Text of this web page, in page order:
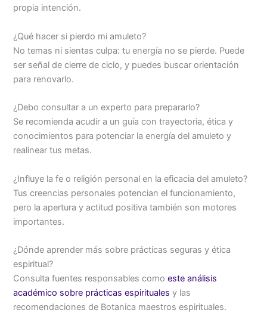
propia intención.
¿Qué hacer si pierdo mi amuleto?
No temas ni sientas culpa: tu energía no se pierde. Puede
ser señal de cierre de ciclo, y puedes buscar orientación
para renovarlo.
¿Debo consultar a un experto para prepararlo?
Se recomienda acudir a un guía con trayectoria, ética y
conocimientos para potenciar la energía del amuleto y
realinear tus metas.
¿Influye la fe o religión personal en la eficacia del amuleto?
Tus creencias personales potencian el funcionamiento,
pero la apertura y actitud positiva también son motores
importantes.
¿Dónde aprender más sobre prácticas seguras y ética
espiritual?
Consulta fuentes responsables comoeste análisis
académico sobre prácticas espirituales y las
recomendaciones de Botanica maestros espirituales.